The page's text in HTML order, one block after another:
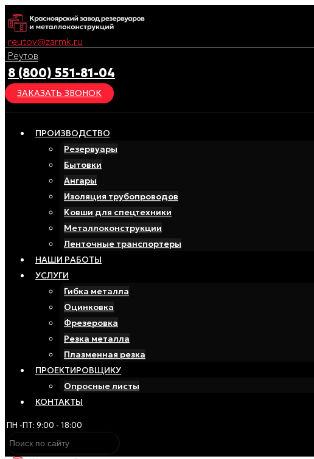
Перейти
к
содержимому
reutov@zarmk.ru
Реутов
8 (800) 551-81-04
ЗАКАЗАТЬ ЗВОНОК
ПРОИЗВОДСТВО
Резервуары
Бытовки
Ангары
Изоляция трубопроводов
Ковши для спецтехники
Металлоконструкции
Ленточные транспортеры
НАШИ РАБОТЫ
УСЛУГИ
Гибка металла
Оцинковка
Фрезеровка
Резка металла
Плазменная резка
ПРОЕКТИРОВЩИКУ
Опросные листы
КОНТАКТЫ
ПН -ПТ: 9:00 - 18:00